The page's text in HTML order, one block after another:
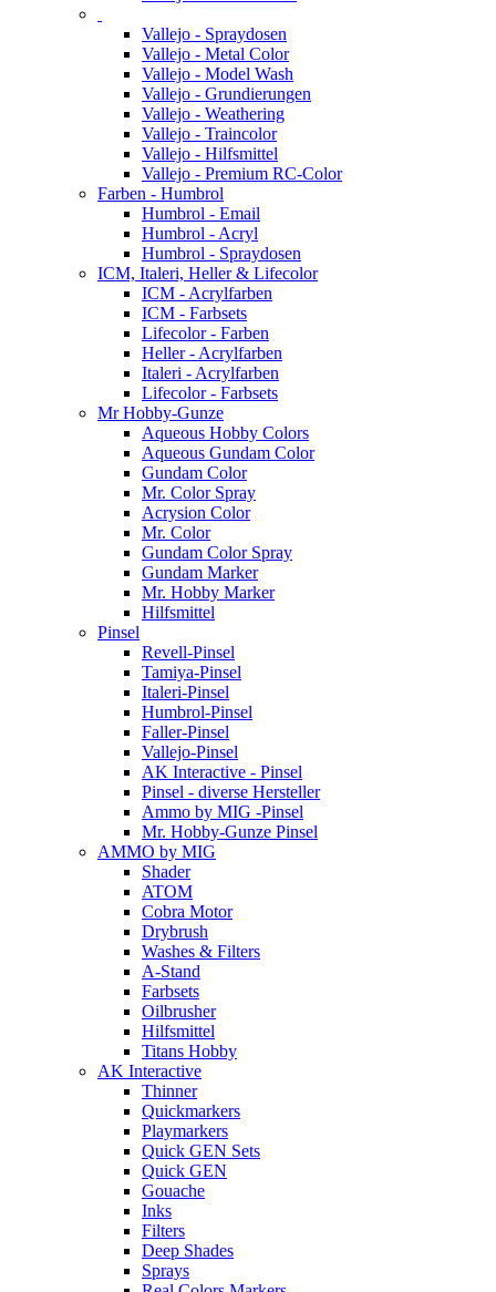
Vallejo - Spraydosen
Vallejo - Metal Color
Vallejo - Model Wash
Vallejo - Grundierungen
Vallejo - Weathering
Vallejo - Traincolor
Vallejo - Hilfsmittel
Vallejo - Premium RC-Color
Farben - Humbrol
Humbrol - Email
Humbrol - Acryl
Humbrol - Spraydosen
ICM, Italeri, Heller & Lifecolor
ICM - Acrylfarben
ICM - Farbsets
Lifecolor - Farben
Heller - Acrylfarben
Italeri - Acrylfarben
Lifecolor - Farbsets
Mr Hobby-Gunze
Aqueous Hobby Colors
Aqueous Gundam Color
Gundam Color
Mr. Color Spray
Acrysion Color
Mr. Color
Gundam Color Spray
Gundam Marker
Mr. Hobby Marker
Hilfsmittel
Pinsel
Revell-Pinsel
Tamiya-Pinsel
Italeri-Pinsel
Humbrol-Pinsel
Faller-Pinsel
Vallejo-Pinsel
AK Interactive - Pinsel
Pinsel - diverse Hersteller
Ammo by MIG -Pinsel
Mr. Hobby-Gunze Pinsel
AMMO by MIG
Shader
ATOM
Cobra Motor
Drybrush
Washes & Filters
A-Stand
Farbsets
Oilbrusher
Hilfsmittel
Titans Hobby
AK Interactive
Thinner
Quickmarkers
Playmarkers
Quick GEN Sets
Quick GEN
Gouache
Inks
Filters
Deep Shades
Sprays